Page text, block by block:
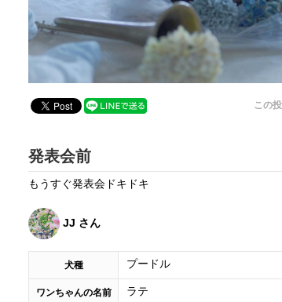
この
発表会前
もうすぐ発表会ドキドキ
JJ さん
犬種 プードル
ワンちゃんの名前 ラテ